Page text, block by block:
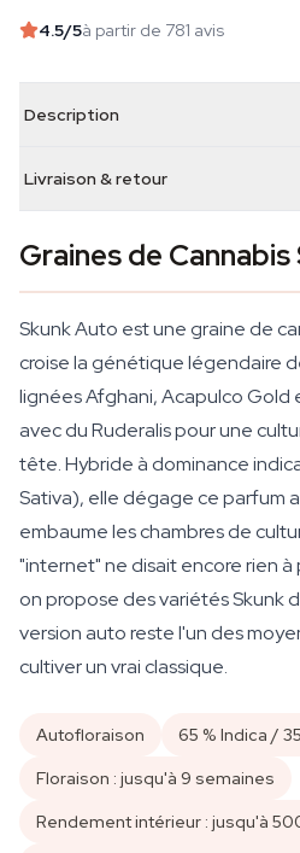
4.5/5à partir de 781 avis
Description
Livraison & retour
Graines de
Skunk Auto est une graine de
croise la génétique légendaire
lignées Afghani, Acapulco
avec du Ruderalis pour une
tête. Hybride à dominance
Sativa), elle dégage ce parfum
embaume les chambres de
"internet" ne disait encore rien à
on propose des variétés Skunk
version auto reste l'un des
cultiver un vrai classique.
Autofloraison
65 % Indica /
Floraison : jusqu'à 9 semaines
Rendement intérieur : jusqu'à